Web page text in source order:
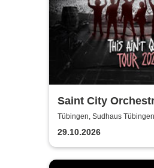
Saint City
Ain´t Quiet Tour
Tübingen, Sudhaus Tübingen
29.10.2026